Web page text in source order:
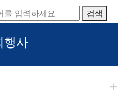
검색
행사